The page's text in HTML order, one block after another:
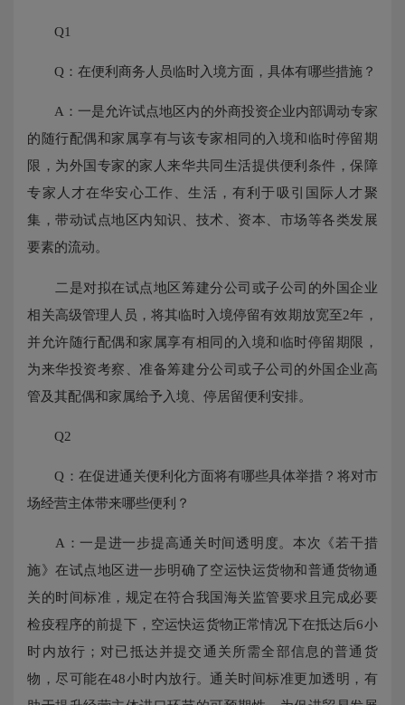
Q1
Q：在便利商务人员临时入境方面，具体有哪些措施？
A：一是允许试点地区内的外商投资企业内部调动专家
的随行配偶和家属享有与该专家相同的入境和临时停留期
限，为外国专家的家人来华共同生活提供便利条件，保障
专家人才在华安心工作、生活，有利于吸引国际人才聚
集，带动试点地区内知识、技术、资本、市场等各类发展
要素的流动。
二是对拟在试点地区筹建分公司或子公司的外国企业
相关高级管理人员，将其临时入境停留有效期放宽至2年，
并允许随行配偶和家属享有相同的入境和临时停留期限，
为来华投资考察、准备筹建分公司或子公司的外国企业高
管及其配偶和家属给予入境、停居留便利安排。
Q2
Q：在促进通关便利化方面将有哪些具体举措？将对市
场经营主体带来哪些便利？
A：一是进一步提高通关时间透明度。本次《若干措
施》在试点地区进一步明确了空运快运货物和普通货物通
关的时间标准，规定在符合我国海关监管要求且完成必要
检疫程序的前提下，空运快运货物正常情况下在抵达后6小
时内放行；对已抵达并提交通关所需全部信息的普通货
物，尽可能在48小时内放行。通关时间标准更加透明，有